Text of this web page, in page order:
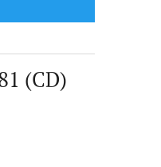
(CD)